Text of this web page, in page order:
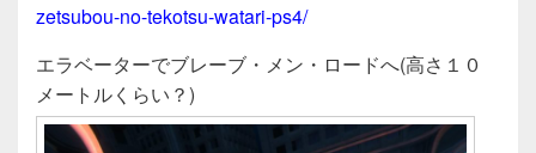
k
zetsubou-no-tekotsu-watari-ps4/
エラベーターでブレーブ・メン・ロードへ(高さ１０
メートルくらい？)